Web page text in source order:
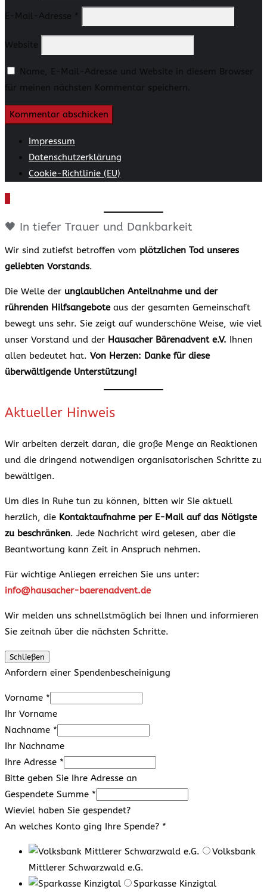
E-Mail-Adresse *
Website
Name, E-Mail-Adresse und Website in diesem Browser
für meinen nächsten Kommentar speichern.
Impressum
Datenschutzerklärung
Cookie-Richtlinie (EU)
🖤 In tiefer Trauer und Dankbarkeit
Wir sind zutiefst betroffen vom plötzlichen Tod unseres
geliebten Vorstands.
Die Welle der unglaublichen Anteilnahme und der
rührenden Hilfsangeboteaus der gesamten Gemeinschaft
bewegt uns sehr. Sie zeigt auf wunderschöne Weise, wie viel
unser Vorstand und der Hausacher Bärenadvent e.V. Ihnen
allen bedeutet hat. Von Herzen: Danke für diese
überwältigende Unterstützung!
Aktueller Hinweis
Wir arbeiten derzeit daran, die große Menge an Reaktionen
und die dringend notwendigen organisatorischen Schritte zu
bewältigen.
Um dies in Ruhe tun zu können, bitten wir Sie aktuell
herzlich, die Kontaktaufnahme per E-Mail auf das Nötigste
zu beschränken. Jede Nachricht wird gelesen, aber die
Beantwortung kann Zeit in Anspruch nehmen.
Für wichtige Anliegen erreichen Sie uns unter:
info@hausacher-baerenadvent.de
Wir melden uns schnellstmöglich bei Ihnen und informieren
Sie zeitnah über die nächsten Schritte.
Schließen
Anfordern einer Spendenbescheinigung
Vorname *
Ihr Vorname
Nachname *
Ihr Nachname
Ihre Adresse *
Bitte geben Sie Ihre Adresse an
Gespendete Summe *
Wieviel haben Sie gespendet?
An welches Konto ging Ihre Spende? *
Volksbank
Mittlerer Schwarzwald e.G.
Sparkasse Kinzigtal